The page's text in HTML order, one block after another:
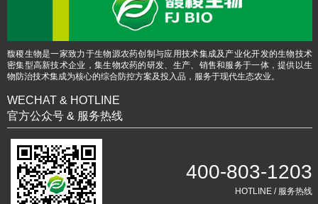
馥稷生物是一家致力于生物源农药创制与应用技术集成及产业化开发的生物技术
密集型高新技术企业，集生物农药的研发、生产、销售和服务于一体，提供以生
物防治技术集成为核心的综合防控方案及投入品，服务于现代生态农业。
WECHAT & HOTLINE
官方公众号 & 服务热线
400-803-1203
HOTLINE / 服务热线